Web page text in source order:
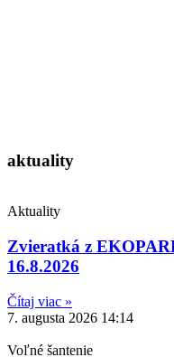
aktuality
Aktuality
Zvieratká z
16.8.2026
Čítaj viac »
7. augusta 2026 14:14
Voľné šantenie